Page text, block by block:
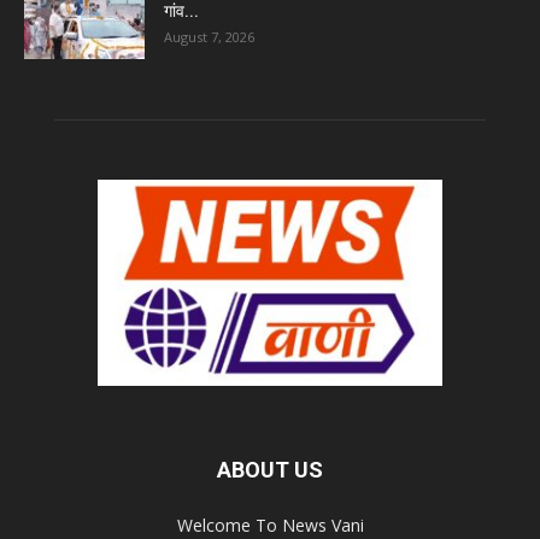
गांव...
August 7, 2026
ABOUT US
Welcome To News Vani